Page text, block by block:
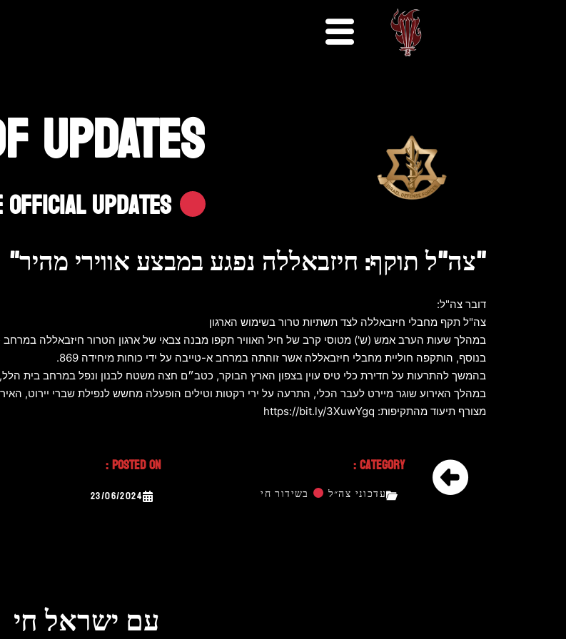
UPDATES
"צה"ל תוקף: חיזבאללה נפגע במבצע אווירי מהיר"
דובר צה"ל:
צה"ל תקף מחבלי חיזבאללה לצד תשתיות טרור בשימוש הארגון
במהלך שעות הערב אמש (ש') מטוסי קרב של חיל האוויר תקפו מבנה צבאי של ארגון הטרור חיזבאללה
בנוסף, הותקפה חוליית מחבלי חיזבאללה אשר זוהתה במרחב א-טייבה על ידי כוחות מיחידה 869.
בהמשך להתרעות על חדירת כלי טיס עוין בצפון הארץ הבוקר, כטב״ם חצה משטח לבנון ונפל במרחב בית הלל,
במהלך האירוע שוגר מיירט לעבר הכלי, התרעה על ירי רקטות וטילים הופעלה מחשש לנפילת שברי יירוט,
מצורף תיעוד מהתקיפות: https://bit.ly/3XuwYgq
Category :
עדכוני צה״ל בשידור חי
Posted On :
23/06/2024
עם ישראל חי